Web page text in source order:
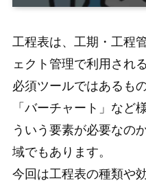
工程表は、工期・工程
ェクト管理で利用され
必須ツールではあるも
「バーチャート」など
ういう要素が必要なの
域でもあります。
今回は工程表の種類や